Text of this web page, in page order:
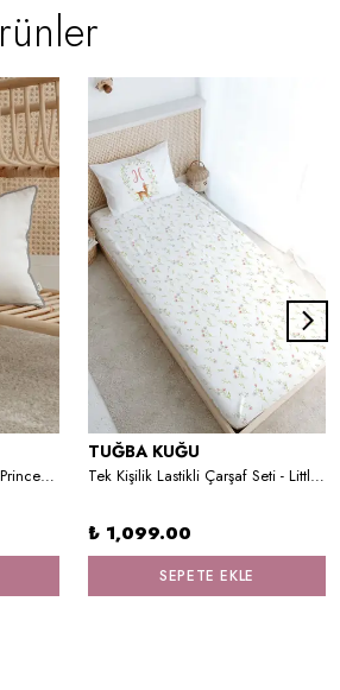
Takı Yastığı - Royal Series - Princess Swan
TUĞBA KUĞU
Tek Kişilik Lastikli Çarşaf Seti - Little Deer Series - H Harfi
₺ 1,099.00
SEPETE EKLE